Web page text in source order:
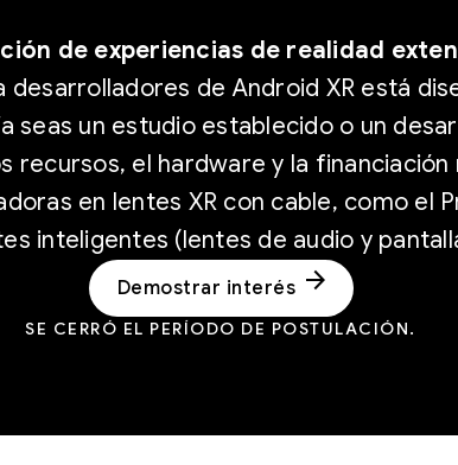
de experiencias de realidad
desarrolladores de Android XR está
seas un estudio establecido o un
recursos, el hardware y la
en lentes XR con cable, como el
inteligentes (lentes de audio y
Demostrar interés arrow_forward
SE CERRÓ EL PERÍODO DE POSTULACIÓN.